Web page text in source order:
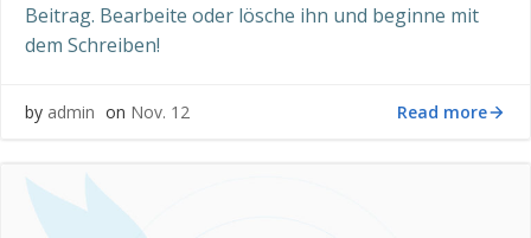
Beitrag. Bearbeite oder lösche ihn und beginne mit
dem Schreiben!
by admin on Nov. 12 Read more